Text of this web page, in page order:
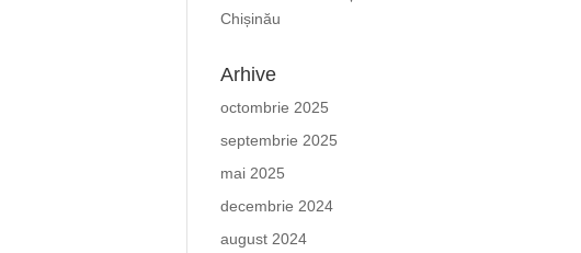
Chișinău
Arhive
octombrie 2025
septembrie 2025
mai 2025
decembrie 2024
august 2024